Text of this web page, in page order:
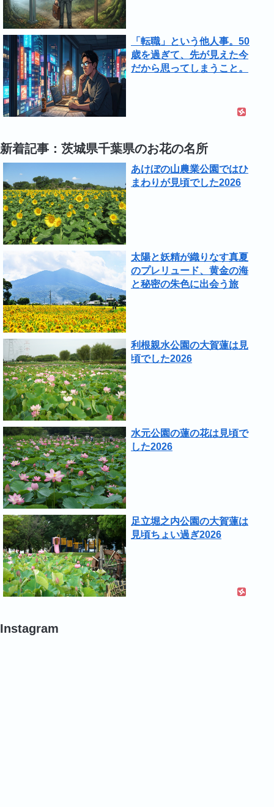
「転職」という他人事。50
歳を過ぎて、先が見えた今
だから思ってしまうこと。
新着記事：茨城県千葉県のお花の名所
あけぼの山農業公園ではひ
まわりが見頃でした2026
太陽と妖精が織りなす真夏
のプレリュード、黄金の海
と秘密の朱色に出会う旅
利根親水公園の大賀蓮は見
頃でした2026
水元公園の蓮の花は見頃で
した2026
足立堀之内公園の大賀蓮は
見頃ちょい過ぎ2026
Instagram